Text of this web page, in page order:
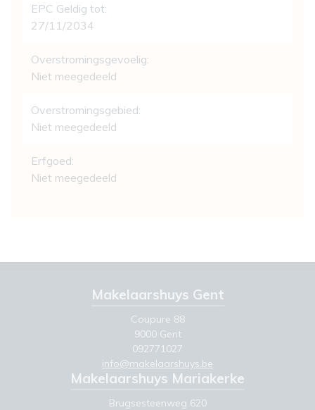
EPC Geldig tot:
27/11/2034
Overstromingsgevoelig:
Niet meegedeeld
Overstromingsgebied:
Niet meegedeeld
Erfgoed:
Niet meegedeeld
Makelaarshuys Gent
Coupure 88
9000 Gent
092771027
info@makelaarshuys.be
Makelaarshuys Mariakerke
Brugsesteenweg 620